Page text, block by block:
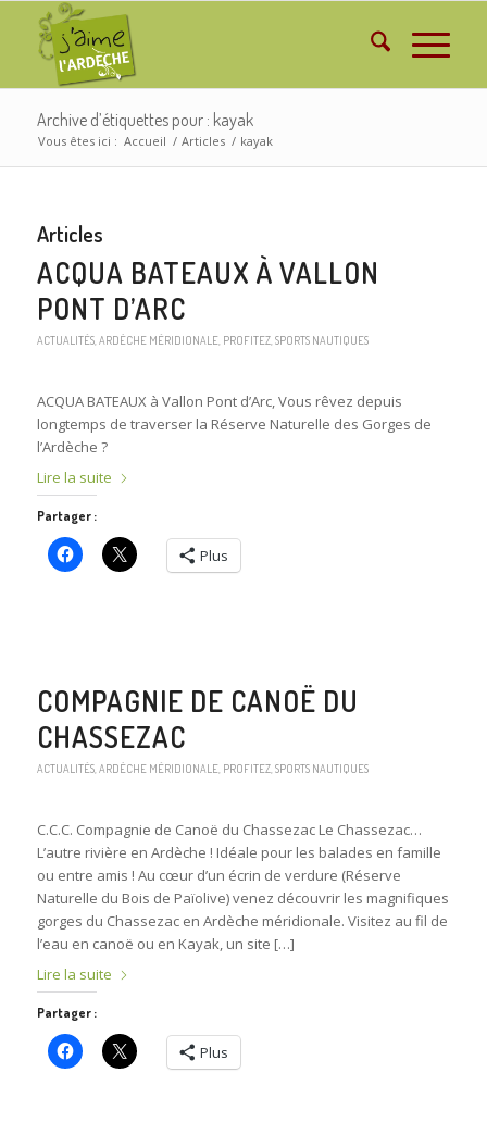
Archive d’étiquettes pour : kayak
Vous êtes ici : Accueil / Articles / kayak
Articles
ACQUA BATEAUX À VALLON
PONT D’ARC
ACTUALITÉS, ARDÈCHE MÉRIDIONALE, PROFITEZ, SPORTS NAUTIQUES
ACQUA BATEAUX à Vallon Pont d’Arc, Vous rêvez depuis
longtemps de traverser la Réserve Naturelle des Gorges de
l’Ardèche ?
Lire la suite
Partager :
Plus
COMPAGNIE DE CANOË DU
CHASSEZAC
ACTUALITÉS, ARDÈCHE MÉRIDIONALE, PROFITEZ, SPORTS NAUTIQUES
C.C.C. Compagnie de Canoë du Chassezac Le Chassezac…
L’autre rivière en Ardèche ! Idéale pour les balades en famille
ou entre amis ! Au cœur d’un écrin de verdure (Réserve
Naturelle du Bois de Païolive) venez découvrir les magnifiques
gorges du Chassezac en Ardèche méridionale. Visitez au fil de
l’eau en canoë ou en Kayak, un site […]
Lire la suite
Partager :
Plus